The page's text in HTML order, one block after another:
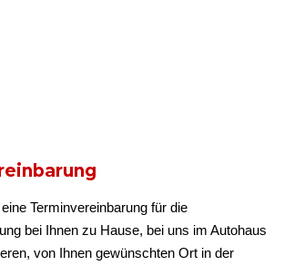
Terminvereinbarung für die
bei Ihnen zu Hause, bei uns im Autohaus
von Ihnen gewünschten Ort in der